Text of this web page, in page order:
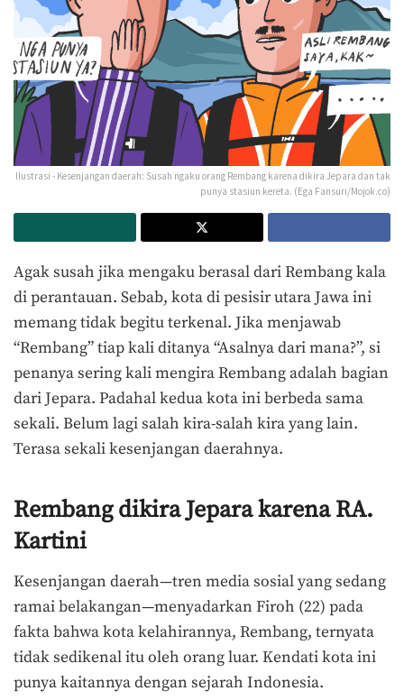
Ilustrasi - Kesenjangan daerah: Susah ngaku orang Rembang karena dikira Jepara dan tak
punya stasiun kereta. (Ega Fansuri/Mojok.co)
Agak susah jika mengaku berasal dari Rembang kala
di perantauan. Sebab, kota di pesisir utara Jawa ini
memang tidak begitu terkenal. Jika menjawab
“Rembang” tiap kali ditanya “Asalnya dari mana?”, si
penanya sering kali mengira Rembang adalah bagian
dari Jepara. Padahal kedua kota ini berbeda sama
sekali. Belum lagi salah kira-salah kira yang lain.
Terasa sekali kesenjangan daerahnya.
Rembang dikira Jepara karena RA.
Kartini
Kesenjangan daerah—tren media sosial yang sedang
ramai belakangan—menyadarkan Firoh (22) pada
fakta bahwa kota kelahirannya, Rembang, ternyata
tidak sedikenal itu oleh orang luar. Kendati kota ini
punya kaitannya dengan sejarah Indonesia.